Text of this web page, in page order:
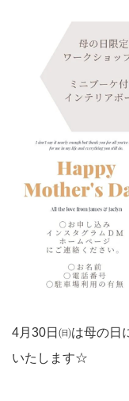
4月30日㈰は母の日
いたします☆